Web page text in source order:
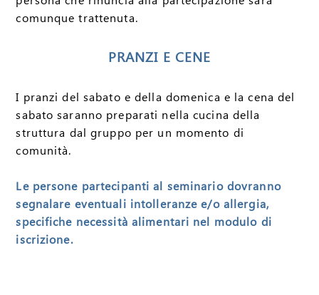
comunque trattenuta.
PRANZI E CENE
I pranzi del sabato e della domenica e la cena del
sabato saranno preparati nella cucina della
struttura dal gruppo per un momento di
comunità.
Le persone partecipanti al seminario dovranno
segnalare eventuali intolleranze e/o allergia,
specifiche necessità alimentari nel modulo di
iscrizione.